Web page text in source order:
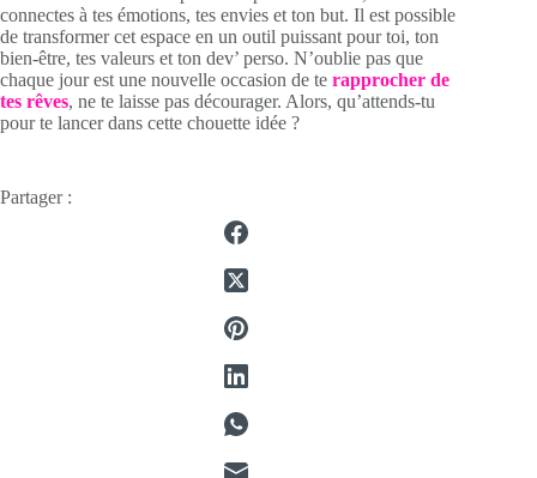
connectes à tes émotions, tes envies et ton but. Il est possible
de transformer cet espace en un outil puissant pour toi, ton
bien-être, tes valeurs et ton dev’ perso. N’oublie pas que
chaque jour est une nouvelle occasion de te rapprocher de
tes rêves, ne te laisse pas décourager. Alors, qu’attends-tu
pour te lancer dans cette chouette idée ?
Partager :